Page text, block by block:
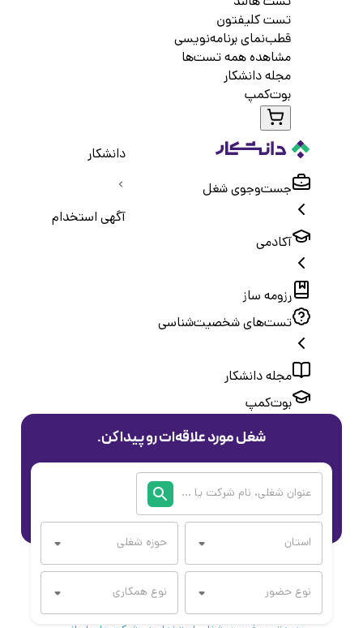
تست کلیفتون
قطب‌نمای برنامه‌نویسی
مشاهده همه تست‌ها
مجله دانشکار
بوت‌کمپ
جست‌و‌جوی شغل
آکادمی
رزومه ساز
تست‌های شخصیت‌شناسی
مجله دانشکار
بوت‌کمپ
دانشکار
آگهی استخدام
شغل مورد علاقه‌ات رو پیدا کن.